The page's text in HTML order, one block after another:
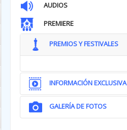
AUDIOS
PREMIERE
PREMIOS Y FESTIVALES
INFORMACIÓN EXCLUSIVA
GALERÍA DE FOTOS